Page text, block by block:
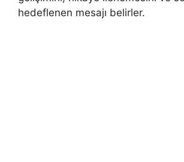
hedeflenen mesajı belirler.